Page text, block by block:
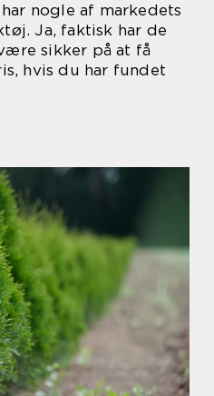
nogle af markedets
Ja, faktisk har de
sikker på at få
hvis du har fundet